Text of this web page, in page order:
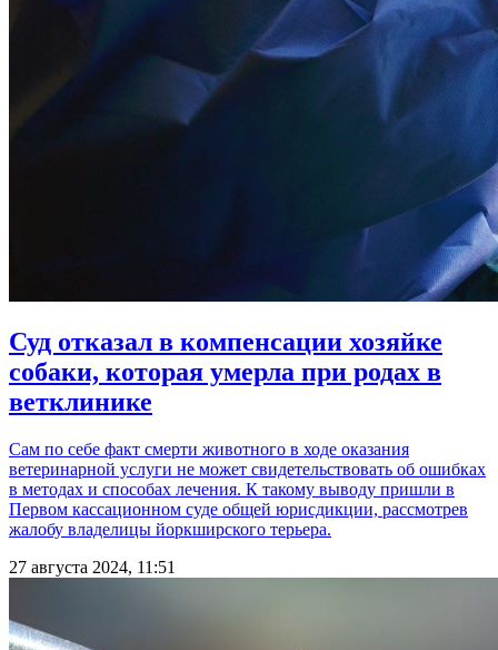
Суд отказал в компенсации хозяйке
собаки, которая умерла при родах в
ветклинике
Сам по себе факт смерти животного в ходе оказания
ветеринарной услуги не может свидетельствовать об ошибках
в методах и способах лечения. К такому выводу пришли в
Первом кассационном суде общей юрисдикции, рассмотрев
жалобу владелицы йоркширского терьера.
27 августа 2024, 11:51